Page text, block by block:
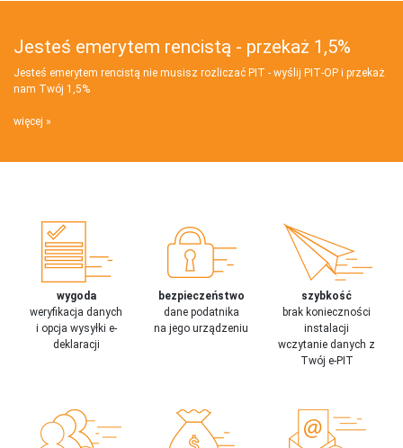
Jesteś emerytem rencistą - przekaż 1,5%
Jesteś emerytem rencistą nie musisz rozliczać PIT - wyślij PIT‑OP i przekaż
nam Twój 1,5%
więcej
wygoda
weryfikacja danych
i opcja wysyłki e-
deklaracji
bezpieczeństwo
dane podatnika
na jego urządzeniu
szybkość
brak konieczności
instalacji
wczytanie danych z
Twój e-PIT